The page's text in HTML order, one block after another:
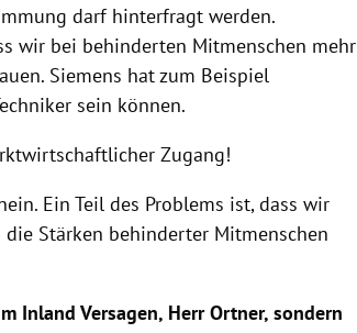
darf hinterfragt werden.
wir bei behinderten Mitmenschen mehr
Siemens hat zum Beispiel
sein können.
Zugang!
Ein Teil des Problems ist, dass wir
Stärken behinderter Mitmenschen
Inland Versagen, HerrOrtner, sondern